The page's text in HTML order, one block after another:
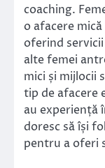
coaching.
o afacere
oferind
alte femei
mici și mijlocii
tip de afacere
au experiență
doresc să își
pentru a oferi